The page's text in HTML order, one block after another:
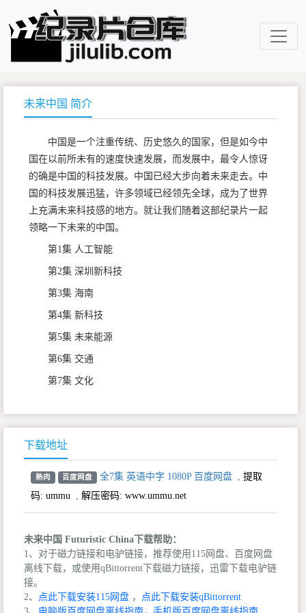
未来中国 简介
中国是一个注重传统、历史悠久的国家，但是如今中
国在以前所未有的速度快速发展，而发展中，最令人惊讶
的确是中国的科技发展。中国已经大步向着未来走去。中
国的科技发展迅猛，许多领域已经领先全球，成为了世界
上充满未来科技感的地方。就让我们随着这部纪录片一起
领略一下未来的中国。
第1集 人工智能
第2集 深圳新科技
第3集 海南
第4集 新科技
第5集 未来能源
第6集 交通
第7集 文化
下载地址
熟肉 百度网盘 全7集 英语中字 1080P 百度网盘 , 提取
码: ummu , 解压密码: www.ummu.net
未来中国 Futuristic China下载帮助：
1、对于磁力链接和电驴链接，推荐使用115网盘、百度网盘
离线下载，或使用qBittorrent下载磁力链接，迅雷下载电驴链
接。
2、 点此下载安装115网盘 ， 点此下载安装qBittorrent